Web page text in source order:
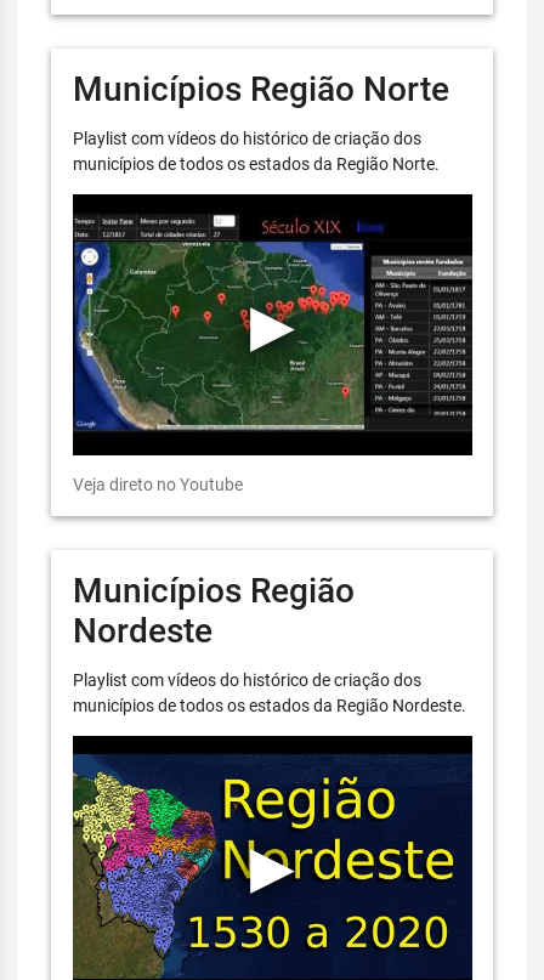
Municípios Região Norte
Playlist com vídeos do histórico de criação dos
municípios de todos os estados da Região Norte.
Veja direto no Youtube
Municípios Região
Nordeste
Playlist com vídeos do histórico de criação dos
municípios de todos os estados da Região Nordeste.